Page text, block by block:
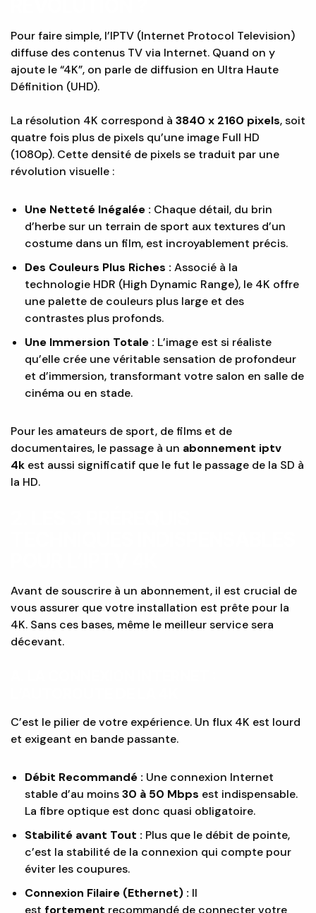
Pour faire simple, l’IPTV (Internet Protocol Television)
diffuse des contenus TV via Internet. Quand on y
ajoute le “4K”, on parle de diffusion en Ultra Haute
Définition (UHD).
La résolution 4K correspond à 3840 x 2160 pixels, soit
quatre fois plus de pixels qu’une image Full HD
(1080p). Cette densité de pixels se traduit par une
révolution visuelle :
Une Netteté Inégalée : Chaque détail, du brin
d’herbe sur un terrain de sport aux textures d’un
costume dans un film, est incroyablement précis.
Des Couleurs Plus Riches : Associé à la
technologie HDR (High Dynamic Range), le 4K offre
une palette de couleurs plus large et des
contrastes plus profonds.
Une Immersion Totale : L’image est si réaliste
qu’elle crée une véritable sensation de profondeur
et d’immersion, transformant votre salon en salle de
cinéma ou en stade.
Pour les amateurs de sport, de films et de
documentaires, le passage à un abonnement iptv
4k est aussi significatif que le fut le passage de la SD à
la HD.
Avant de souscrire à un abonnement, il est crucial de
vous assurer que votre installation est prête pour la
4K. Sans ces bases, même le meilleur service sera
décevant.
C’est le pilier de votre expérience. Un flux 4K est lourd
et exigeant en bande passante.
Débit Recommandé : Une connexion Internet
stable d’au moins30 à 50 Mbps est indispensable.
La fibre optique est donc quasi obligatoire.
Stabilité avant Tout : Plus que le débit de pointe,
c’est la stabilité de la connexion qui compte pour
éviter les coupures.
Connexion Filaire (Ethernet) : Il
est fortement recommandé de connecter votre